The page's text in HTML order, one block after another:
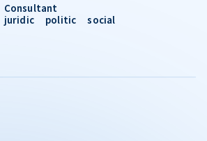
Consultant
juridic
politic social